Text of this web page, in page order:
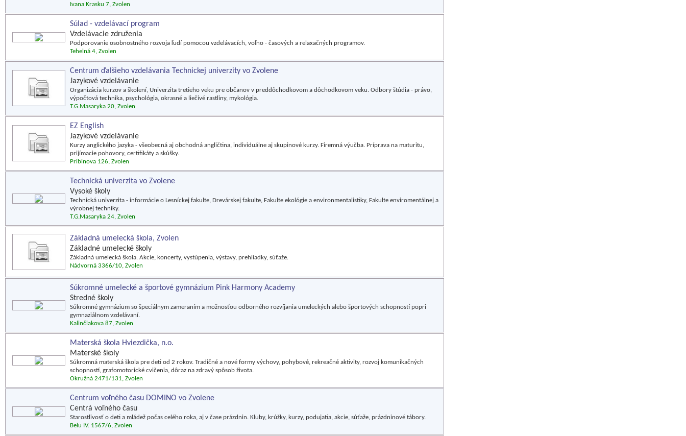
Ivana Krasku 7, Zvolen
Súlad - vzdelávací program
Vzdelávacie združenia
Podporovanie osobnostného rozvoja ľudí pomocou vzdelávacích, voľno - časových a relaxačných programov.
Tehelná 4, Zvolen
Centrum ďalšieho vzdelávania Technickej univerzity vo Zvolene
Jazykové vzdelávanie
Organizácia kurzov a školení, Univerzita tretieho veku pre občanov v preddôchodkovom a dôchodkovom veku. Odbory štúdia - právo,
výpočtová technika, psychológia, okrasné a liečivé rastliny, mykológia.
T.G.Masaryka 20, Zvolen
EZ English
Jazykové vzdelávanie
Kurzy anglického jazyka - všeobecná aj obchodná angličtina, individuálne aj skupinové kurzy. Firemná výučba. Príprava na maturitu,
prijímacie pohovory, certifikáty a skúšky.
Pribinova 126, Zvolen
Technická univerzita vo Zvolene
Vysoké školy
Technická univerzita - informácie o Lesníckej fakulte, Drevárskej fakulte, Fakulte ekológie a environmentalistiky, Fakulte enviromentálnej a
výrobnej techniky.
T.G.Masaryka 24, Zvolen
Základná umelecká škola, Zvolen
Základné umelecké školy
Základná umelecká škola. Akcie, koncerty, vystúpenia, výstavy, prehliadky, súťaže.
Nádvorná 3366/10, Zvolen
Súkromné umelecké a športové gymnázium Pink Harmony Academy
Stredné školy
Súkromné gymnázium so špeciálnym zameraním a možnosťou odborného rozvíjania umeleckých alebo športových schopností popri
gymnaziálnom vzdelávaní.
Kalinčiakova 87, Zvolen
Materská škola Hviezdička, n.o.
Materské školy
Súkromná materská škola pre deti od 2 rokov. Tradičné a nové formy výchovy, pohybové, rekreačné aktivity, rozvoj komunikačných
schopností, grafomotorické cvičenia, dôraz na zdravý spôsob života.
Okružná 2471/131, Zvolen
Centrum voľného času DOMINO vo Zvolene
Centrá voľného času
Starostlivosť o deti a mládež počas celého roka, aj v čase prázdnin. Kluby, krúžky, kurzy, podujatia, akcie, súťaže, prázdninové tábory.
Belu IV. 1567/6, Zvolen